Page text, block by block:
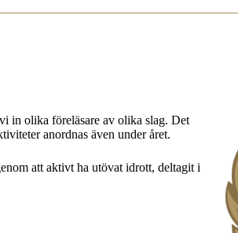
in olika föreläsare av olika slag. Det
anordnas även under året.
att aktivt ha utövat idrott, deltagit i